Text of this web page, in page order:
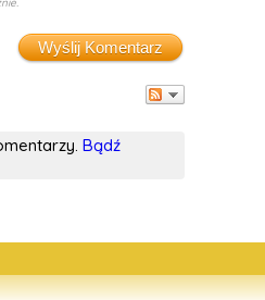
Bądź
Wyślij Komentarz